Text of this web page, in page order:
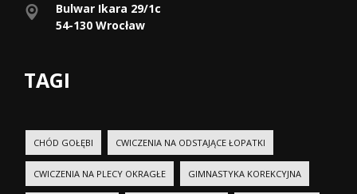
Bulwar Ikara 29/1c
54-130 Wrocław
TAGI
CHÓD GOŁĘBI CWICZENIA NA ODSTAJĄCE ŁOPATKI
CWICZENIA NA PLECY OKRAGŁE GIMNASTYKA KOREKCYJNA